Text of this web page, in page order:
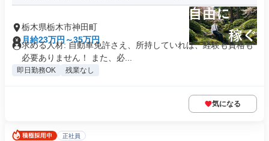
栃木県栃木市神田町
月給23万円～35万円
求める人材: 自動車免許さえ、所持していれば、経験も資格も
必要ありません！ また、必...
即日勤務OK 残業なし
気になる
正社員